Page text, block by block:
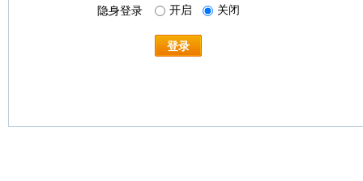
隐身登录 开启 关闭
登录